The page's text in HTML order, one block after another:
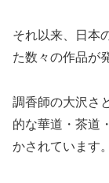
それ以来、日本
た数々の作品が
調香師の大沢さ
的な華道・茶道
かされています。